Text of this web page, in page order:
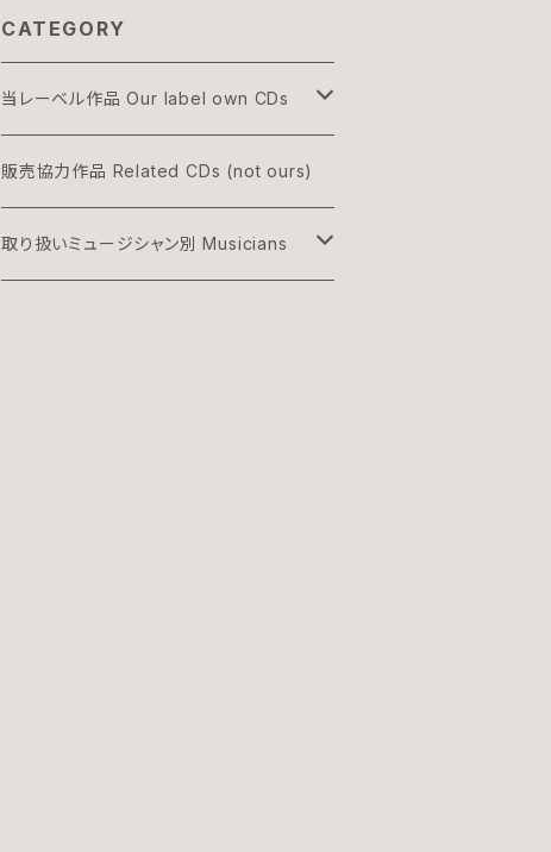
CATEGORY
当レーベル作品 Our label own CDs
DOGON
THREE & ONLY
販売協力作品 Related CDs (not ours)
取り扱いミュージシャン別 Musicians